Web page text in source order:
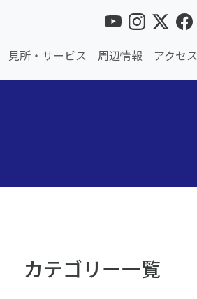
見所・サービス 周辺情報 アクセス
カテゴリー一覧